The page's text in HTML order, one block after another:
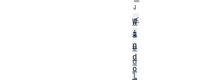
、
<
g
e
o
l
W
i
n
d
o